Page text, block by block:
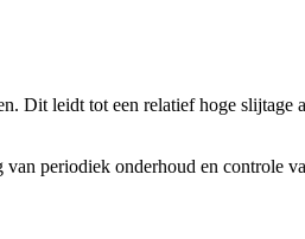
Dit leidt tot een relatief hoge slijtage
periodiek onderhoud en controle